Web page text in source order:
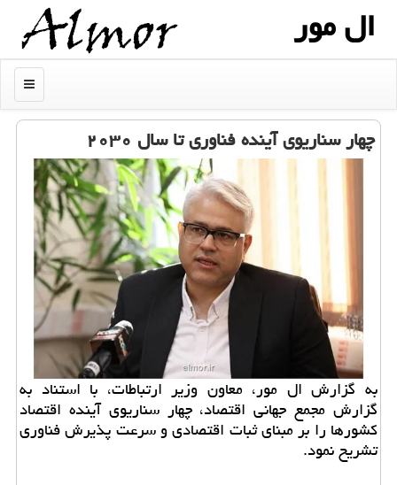
ال مور
منو
چهار سناریوی آینده فناوری تا سال ۲۰۳۰
به گزارش ال مور، معاون وزیر ارتباطات، با استناد به
گزارش مجمع جهانی اقتصاد، چهار سناریوی آینده اقتصاد
کشورها را بر مبنای ثبات اقتصادی و سرعت پذیرش فناوری
تشریح نمود.